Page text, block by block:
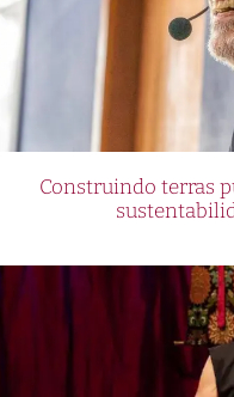
Construindo terras